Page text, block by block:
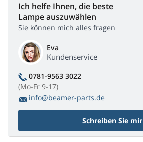
Ich helfe Ihnen, die beste
Lampe auszuwählen
Sie können mich alles fragen
Eva
Kundenservice
0781-9563 3022
(Mo-Fr 9-17)
info@beamer-parts.de
Schreiben Sie mir